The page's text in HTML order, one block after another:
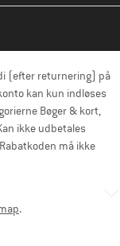
(efter returnering) på
kan kun indløses
Bøger & kort,
ikke udbetales
må ikke
.